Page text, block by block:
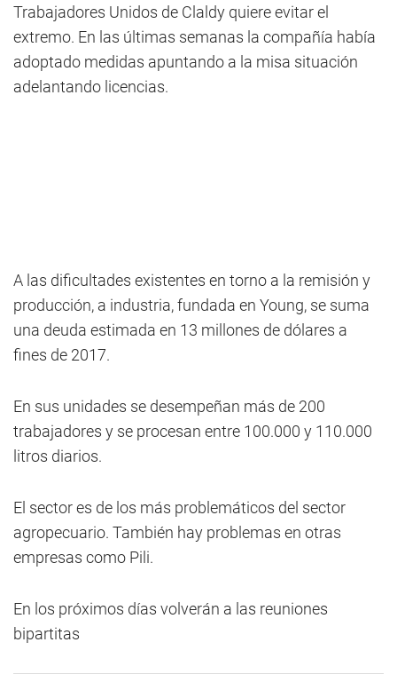
Trabajadores Unidos de Claldy quiere evitar el
extremo. En las últimas semanas la compañía había
adoptado medidas apuntando a la misa situación
adelantando licencias.
A las dificultades existentes en torno a la remisión y
producción, a industria, fundada en Young, se suma
una deuda estimada en 13 millones de dólares a
fines de 2017.
En sus unidades se desempeñan más de 200
trabajadores y se procesan entre 100.000 y 110.000
litros diarios.
El sector es de los más problemáticos del sector
agropecuario. También hay problemas en otras
empresas como Pili.
En los próximos días volverán a las reuniones
bipartitas